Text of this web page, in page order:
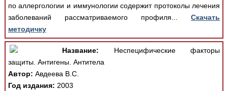
по аллергологии и иммунологии содержит протоколы лечения
заболеваний рассматриваемого профиля...Скачать
методичку
Название: Неспецифические факторы
защиты. Антигены. Антитела
Автор: Авдеева В.С.
Год издания: 2003